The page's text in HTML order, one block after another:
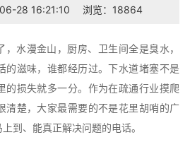
28 16:21:10 浏览：18864
水漫金山，厨房、卫生间全是臭水，
的滋味，谁都经历过。下水道堵塞不是
的损失就多一分。作为在疏通行业摸爬
清楚，大家最需要的不是花里胡哨的广
到、能真正解决问题的电话。